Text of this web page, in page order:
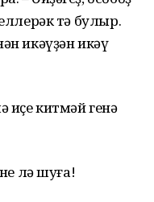
тә булыр.
икәүҙән икәү
иҫе китмәй генә
лә шуға!